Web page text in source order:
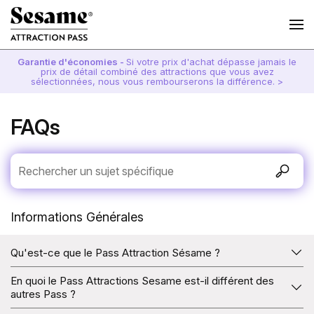
Garantie d'économies - Si votre prix d'achat dépasse jamais le
prix de détail combiné des attractions que vous avez
sélectionnées, nous vous rembourserons la différence. >
FAQs
Informations Générales
Qu'est-ce que le Pass Attraction Sésame ?
Le Sesame Attraction Pass vous donne accès à un
certain nombre d'attractions sélectionnées ; vous
choisissez le nombre d'attractions que vous souhaitez
En quoi le Pass Attractions Sesame est-il différent des
autres Pass ?